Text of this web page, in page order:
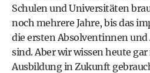
Schulen und Universitäten
noch mehrere Jahre, bis das
die ersten Absolventinnen
sind. Aber wir wissen heute
Ausbildung in Zukunft